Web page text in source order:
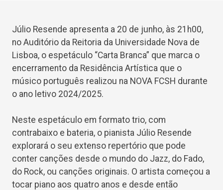
Júlio Resende apresenta a 20 de junho, às 21h00,
no Auditório da Reitoria da Universidade Nova de
Lisboa, o espetáculo “Carta Branca” que marca o
encerramento da Residência Artística que o
músico português realizou na NOVA FCSH durante
o ano letivo 2024/2025.
Neste espetáculo em formato trio, com
contrabaixo e bateria, o pianista Júlio Resende
explorará o seu extenso repertório que pode
conter canções desde o mundo do Jazz, do Fado,
do Rock, ou canções originais. O artista começou a
tocar piano aos quatro anos e desde então